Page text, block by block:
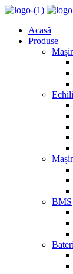
Acasă
Produse
BMS